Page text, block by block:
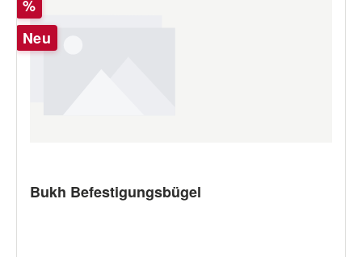
Rabatt
%
Neu
Bukh Befestigungsbügel